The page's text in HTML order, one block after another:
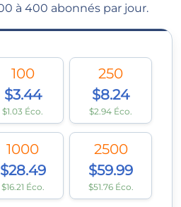
à 400 abonnés par jour.
100
$3.44
$1.03 Éco.
250
$8.24
$2.94 Éco.
1000
$28.49
$16.21 Éco.
2500
$59.99
$51.76 Éco.